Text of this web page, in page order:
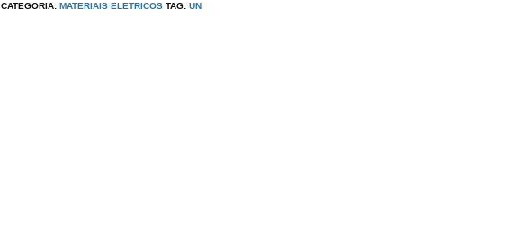
CATEGORIA:MATERIAIS ELETRICOS TAG:UN